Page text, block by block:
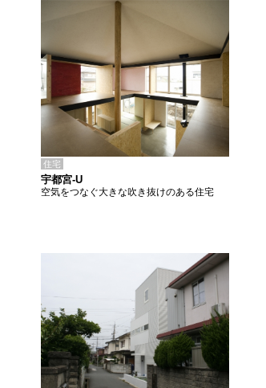
住宅
宇都宮-U
空気をつなぐ大きな吹き抜けのある住宅